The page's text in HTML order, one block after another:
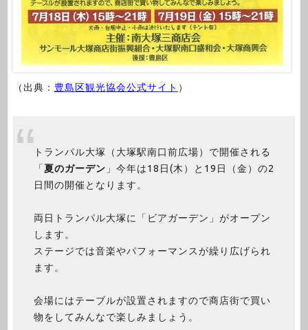
（出典： 豊島区観光協会公式サイト ）
トランパル大塚（大塚駅南口前広場）で開催される
「夏のガーデン 」今年は18日(木）と19日（金）の2
日間の開催となります。
両日トランパル大塚に「ビアガーデン」がオープン
します。
ステージでは音楽やパフォーマンスが繰り広げられ
ます。
会場にはテーブルが設置されますので商店街で買い
物をしてみんなで楽しみましょう。